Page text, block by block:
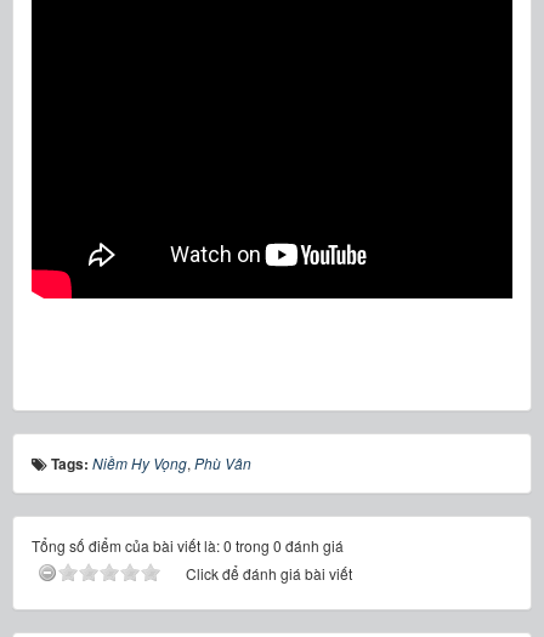
Tags: Niềm Hy Vọng, Phù Vân
Tổng số điểm của bài viết là: 0 trong 0 đánh giá
Click để đánh giá bài viết